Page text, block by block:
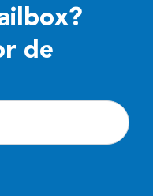
de